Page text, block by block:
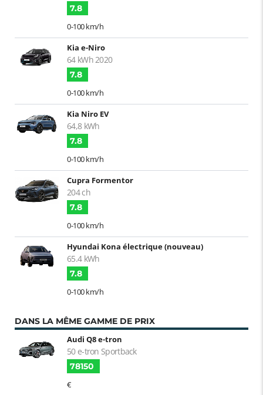
7.8
0-100 km/h
Kia e-Niro
64 kWh 2020
7.8
0-100 km/h
Kia Niro EV
64,8 kWh
7.8
0-100 km/h
Cupra Formentor
204 ch
7.8
0-100 km/h
Hyundai Kona électrique (nouveau)
65.4 kWh
7.8
0-100 km/h
DANS LA MÊME GAMME DE PRIX
Audi Q8 e-tron
50 e-tron Sportback
78150
€